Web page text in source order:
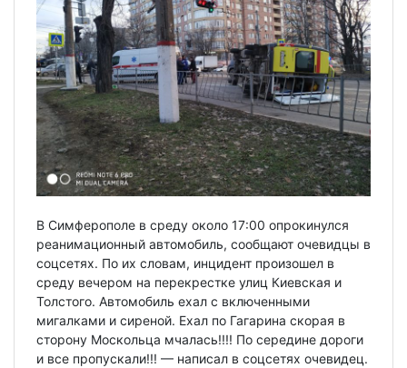
В Симферополе в среду около 17:00 опрокинулся
реанимационный автомобиль, сообщают очевидцы в
соцсетях. По их словам, инцидент произошел в
среду вечером на перекрестке улиц Киевская и
Толстого. Автомобиль ехал с включенными
мигалками и сиреной. Ехал по Гагарина скорая в
сторону Москольца мчалась!!!! По середине дороги
и все пропускали!!! — написал в соцсетях очевидец.